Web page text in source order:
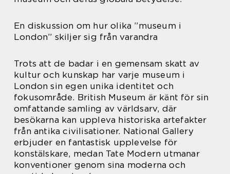
En diskussion om hur olika ”museum i
London” skiljer sig från varandra
Trots att de badar i en gemensam skatt av
kultur och kunskap har varje museum i
London sin egen unika identitet och
fokusområde. British Museum är känt för sin
omfattande samling av världsarv, där
besökarna kan uppleva historiska artefakter
från antika civilisationer. National Gallery
erbjuder en fantastisk upplevelse för
konstälskare, medan Tate Modern utmanar
konventioner genom sina moderna och